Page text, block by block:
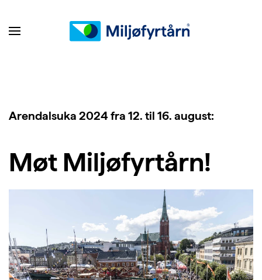
Arendalsuka 2024 fra 12. til 16. august:
Møt Miljøfyrtårn!